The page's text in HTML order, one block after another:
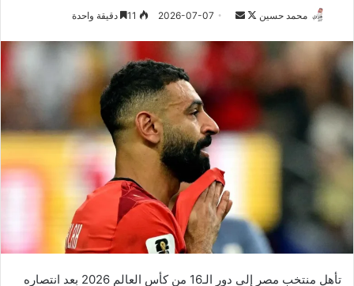
محمد حسين
تابعأرسل 2026-07-07 دقيقة واحدة
تأهل منتخب مصر إلى دور الـ16 من كأس العالم 2026 بعد انتصاره